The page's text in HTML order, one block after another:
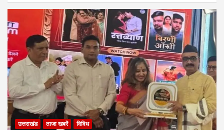
उत्तराखंड ताजा खबरें विविध